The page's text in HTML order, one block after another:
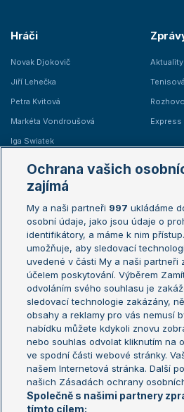
Hráči
Novak Djokovič
Jiří Lehečka
Petra Kvitová
Markéta Vondroušová
Iga Swiatek
Aktuality
Express
Žebříčky
Žebříček ATP (muži)
Žebříček WTA (ženy)
Sázkařský žebříček
French
US Open
Turnaj
Turnaj
Aktualní trendy
Fotbalové přestupy
Livesport Daily
LS Prague Open
Ochrana vašich
zajímá
My a naši partneři 997 ukládáme
osobní údaje, jako jsou údaje o
identifikátory, a máme k nim
umožňuje, aby sledovací
uvedené v části My a naši partneři
účelem poskytování. Výběrem
odvoláním svého souhlasu je
sledovací technologie zakázány,
obsahy a reklamy pro vás nemusí
nabídku můžete kdykoli znovu
nebo souhlas odvolat kliknutím na
ve spodní části webové stránky.
našem Internetová stránka. Další
našich Zásadách ochrany
Společně s našimi partnery
tímto cílem: